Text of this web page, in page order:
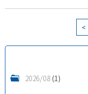
2026/08(1)